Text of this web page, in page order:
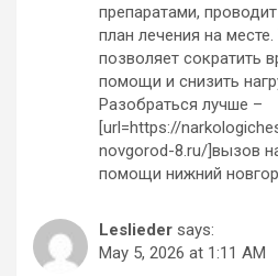
препаратами,
план лечения на
позволяет сократить
помощи и снизить
Разобраться лучше –
[url=https://
novgorod-8.ru/]вызов
помощи нижний
Leslieder says:
May 5, 2026 at 1:11 AM